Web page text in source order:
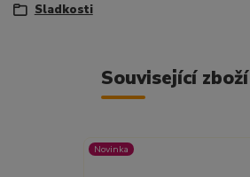
Sladkosti
Související zboží
Novinka